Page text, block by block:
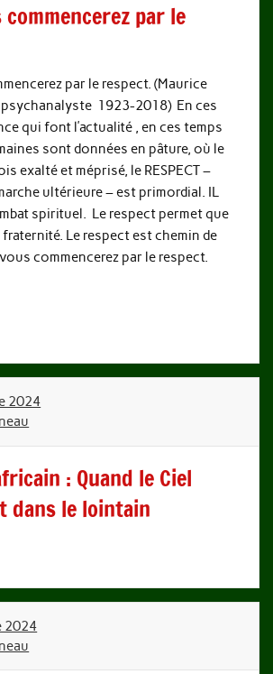
par le
par le respect. (Maurice
psychanalyste 1923-2018) En ces
qui font l’actualité , en ces temps
sont données en pâture, où le
exalté et méprisé, le RESPECT –
ultérieure – est primordial. IL
spirituel. Le respect permet que
Le respect est chemin de
commencerez par le respect.
2024
: Quand le Ciel
dans le lointain
2024